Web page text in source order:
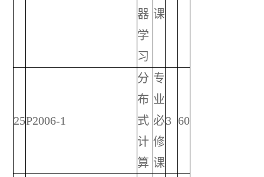
器
学
习
课
25P2006-1
分
布
式
计
算
专
业
必
修
课
3 60